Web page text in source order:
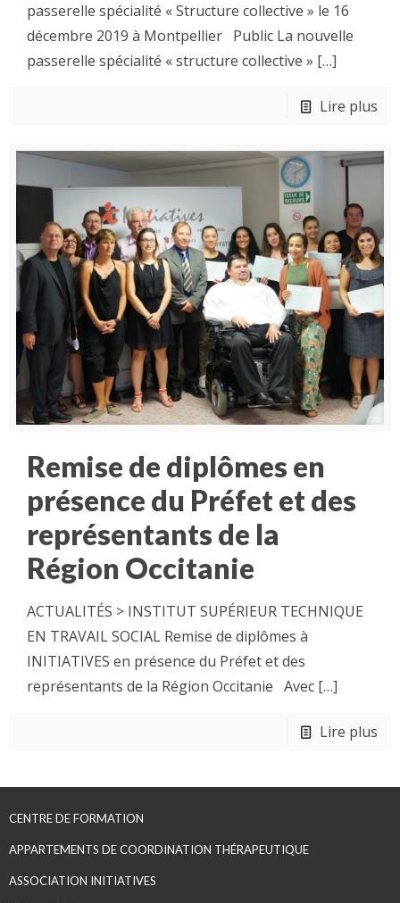
passerelle spécialité « Structure collective » le 16
décembre 2019 à Montpellier Public La nouvelle
passerelle spécialité « structure collective » […]
Lire plus
Remise de diplômes en
présence du Préfet et des
représentants de la
Région Occitanie
ACTUALITÉS > INSTITUT SUPÉRIEUR TECHNIQUE
EN TRAVAIL SOCIAL Remise de diplômes à
INITIATIVES en présence du Préfet et des
représentants de la Région Occitanie Avec […]
Lire plus
CENTRE DE FORMATION
APPARTEMENTS DE COORDINATION THÉRAPEUTIQUE
ASSOCIATION INITIATIVES